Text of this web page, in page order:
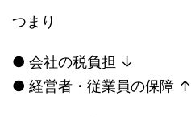
つまり
● 会社の税負担 ↓
● 経営者・従業員の保障 ↑